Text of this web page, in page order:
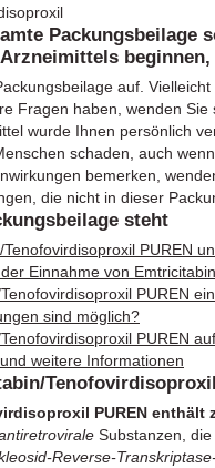
auf.
Fragen haben, wenden Sie
wurde Ihnen persönlich
schaden, auch
bemerken,
die nicht in dieser
steht
PUREN
Einnahme von
PUREN
sind möglich?
PUREN
weitere Informationen
PUREN enthält
Substanzen,
Reverse-